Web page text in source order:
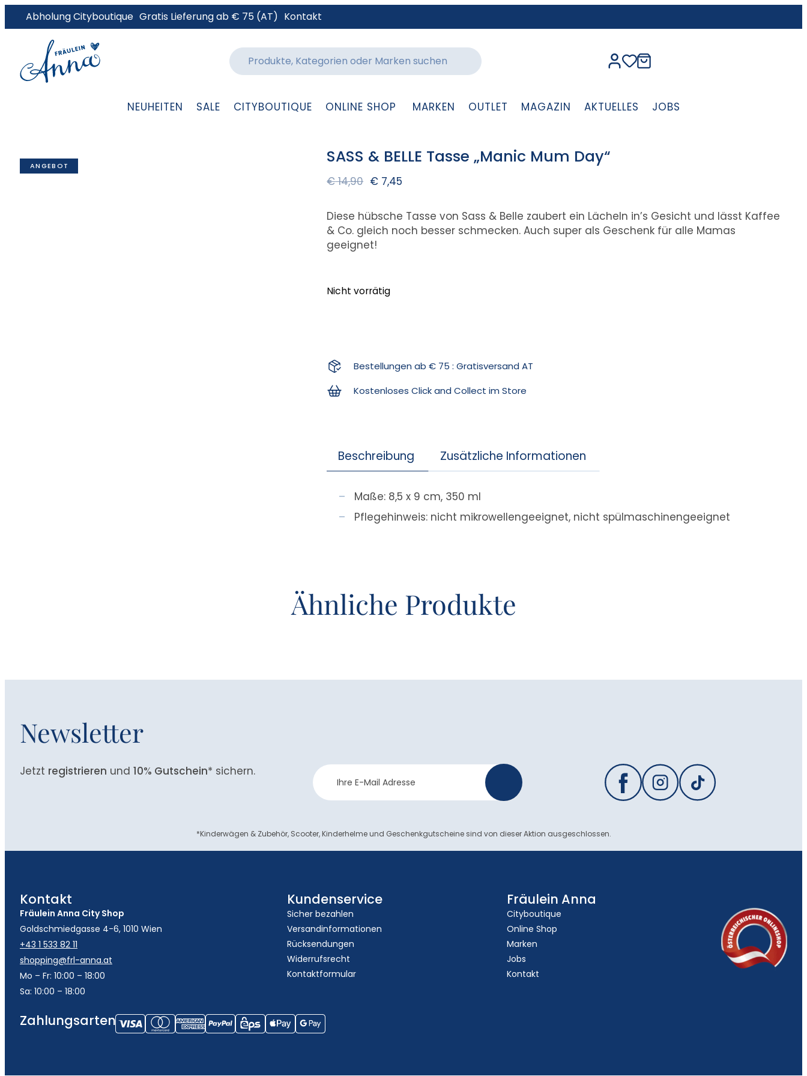
Abholung Cityboutique Gratis Lieferung ab € 75 (AT) Kontakt
NEUHEITEN SALE CITYBOUTIQUE ONLINE SHOP MARKEN OUTLET MAGAZIN AKTUELLES JOBS
ANGEBOT SASS & BELLE Tasse „Manic Mum Day“
€14,90 € 7,45
Diese hübsche Tasse von Sass & Belle zaubert ein Lächeln in’s Gesicht und lässt Kaffee
& Co. gleich noch besser schmecken. Auch super als Geschenk für alle Mamas
geeignet!
Nicht vorrätig
Bestellungen ab € 75 : Gratisversand AT
Kostenloses Click and Collect im Store
Beschreibung Zusätzliche Informationen
Maße: 8,5 x 9 cm, 350 ml
Pflegehinweis: nicht mikrowellengeeignet, nicht spülmaschinengeeignet
Ähnliche Produkte
Newsletter
Jetzt registrieren und 10% Gutschein* sichern.
Newsletter
Anmeldung
*Kinderwägen & Zubehör, Scooter, Kinderhelme und Geschenkgutscheine sind von dieser Aktion ausgeschlossen.
Kontakt
Fräulein Anna City Shop
Goldschmiedgasse 4-6, 1010 Wien
+43 1 533 82 11
shopping@frl-anna.at
Mo – Fr: 10:00 – 18:00
Sa: 10:00 – 18:00
Kundenservice
Sicher bezahlen
Versandinformationen
Rücksendungen
Widerrufsrecht
Kontaktformular
Fräulein Anna
Cityboutique
Online Shop
Marken
Jobs
Kontakt
Zahlungsarten